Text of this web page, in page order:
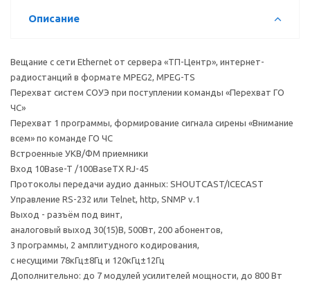
Описание
Вещание с сети Ethernet от сервера «ТП-Центр», интернет-
радиостанций в формате MPEG2, MPEG-TS
Перехват систем СОУЭ при поступлении команды «Перехват ГО
ЧС»
Перехват 1 программы, формирование сигнала сирены «Внимание
всем» по команде ГО ЧС
Встроенные УКВ/ФМ приемники
Вход 10Base-T /100BaseTX RJ-45
Протоколы передачи аудио данных: SHOUTCAST/ICECAST
Управление RS-232 или Telnet, http, SNMP v.1
Выход - разъём под винт,
аналоговый выход 30(15)В, 500Вт, 200 абонентов,
3 программы, 2 амплитудного кодирования,
с несущими 78кГц±8Гц и 120кГц±12Гц
Дополнительно: до 7 модулей усилителей мощности, до 800 Вт